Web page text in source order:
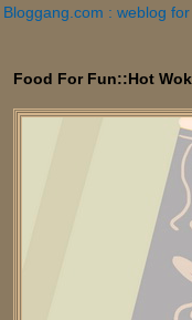
Bloggang.com : weblog
Food For Fun::Hot